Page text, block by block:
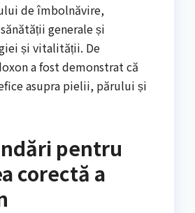
de îmbolnăvire,
generale și
și vitalității. De
a fost demonstrat că
asupra pielii, părului și
pentru
corectă a